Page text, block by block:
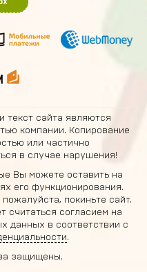
текст сайта являются
компании. Копирование
или частично
в случае нарушения!
Вы можете оставить на
его функционирования.
покиньте сайт.
считаться согласием на
данных в соответствии с
.
защищены.